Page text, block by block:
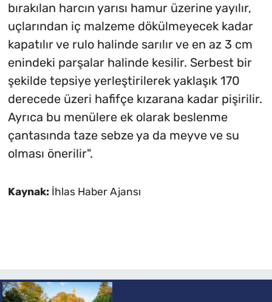
bırakılan harcın yarısı hamur üzerine yayılır,
uçlarından iç malzeme dökülmeyecek kadar
kapatılır ve rulo halinde sarılır ve en az 3 cm
enindeki parşalar halinde kesilir. Serbest bir
şekilde tepsiye yerleştirilerek yaklaşık 170
derecede üzeri hafifçe kızarana kadar pişirilir.
Ayrıca bu menülere ek olarak beslenme
çantasında taze sebze ya da meyve ve su
olması önerilir".
Kaynak: İhlas Haber Ajansı